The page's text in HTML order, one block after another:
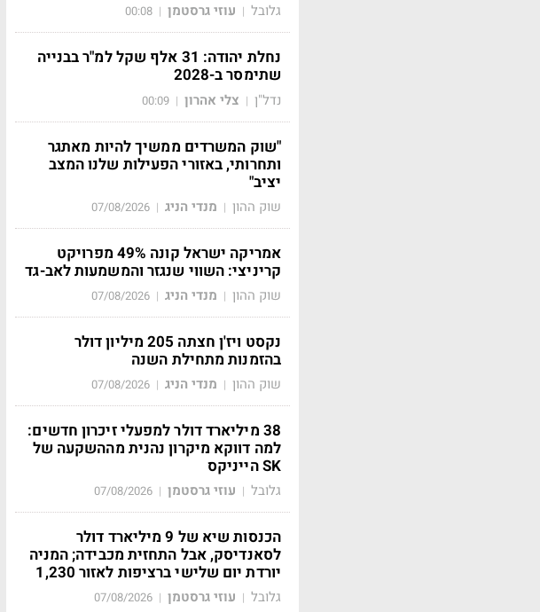
גלובל | עוזי גרסטמן |
00:08
נחלת יהודה: 31 אלף שקל למ"ר בבנייה
שתימסר ב-2028
נדל"ן | צלי אהרון |
00:09
"שוק המשרדים ממשיך להיות מאתגר
ותחרותי, באזורי הפעילות שלנו המצב
יציב"
שוק ההון | מנדי הניג |
07/08/2026
אמריקה ישראל קונה 49% מפרויקט
קריניצי: השווי שנגזר והמשמעות לאב-גד
שוק ההון | מנדי הניג |
07/08/2026
נקסט ויז'ן חצתה 205 מיליון דולר
בהזמנות מתחילת השנה
שוק ההון | מנדי הניג |
07/08/2026
38 מיליארד דולר למפעלי זיכרון חדשים:
למה דווקא מיקרון נהנית מההשקעה של
SK הייניקס
גלובל | עוזי גרסטמן |
07/08/2026
הכנסות שיא של 9 מיליארד דולר
לסאנדיסק, אבל התחזית מכבידה; המניה
יורדת יום שלישי ברציפות לאזור 1,230
גלובל | עוזי גרסטמן |
07/08/2026